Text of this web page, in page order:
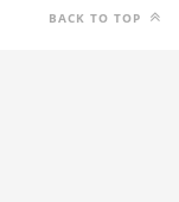
BACK TO TOP